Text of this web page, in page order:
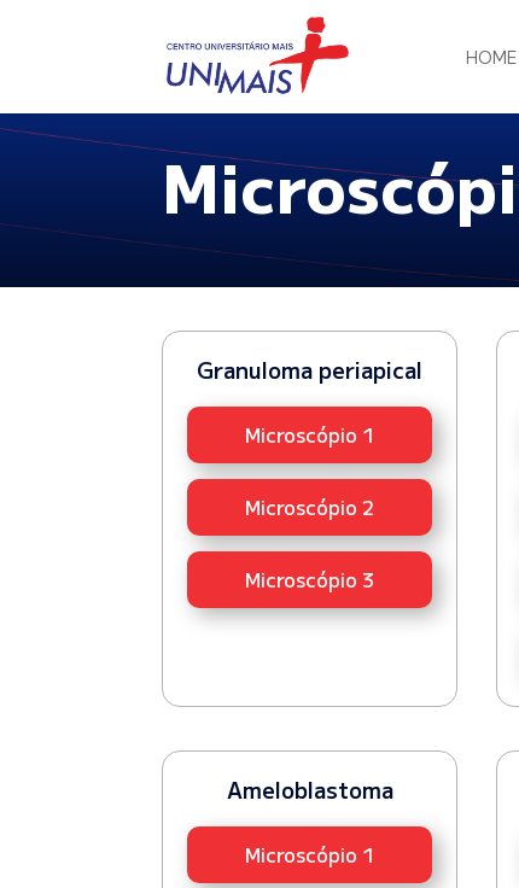
HOME
Granuloma periapical
Microscópio 1
Microscópio 2
Microscópio 3
Ameloblastoma
Microscópio 1